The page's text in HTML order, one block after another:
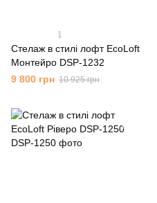
1
Стелаж в стилі лофт EcoLoft
Монтейро DSP-1232
9 800 грн 10 925 грн